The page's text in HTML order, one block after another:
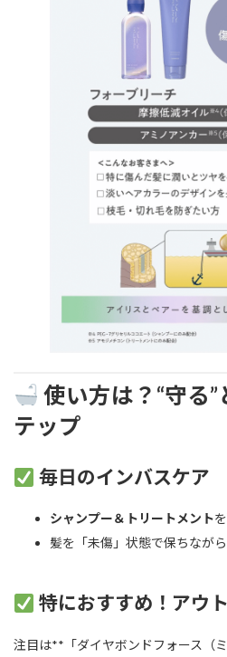
使い方は？“守る”
テップ
毎日のインバスケア
シャンプー＆トリートメント
髪を「未傷」状態で保ちなが
特におすすめ！アウ
注目は**「ダイヤボンドフォース（